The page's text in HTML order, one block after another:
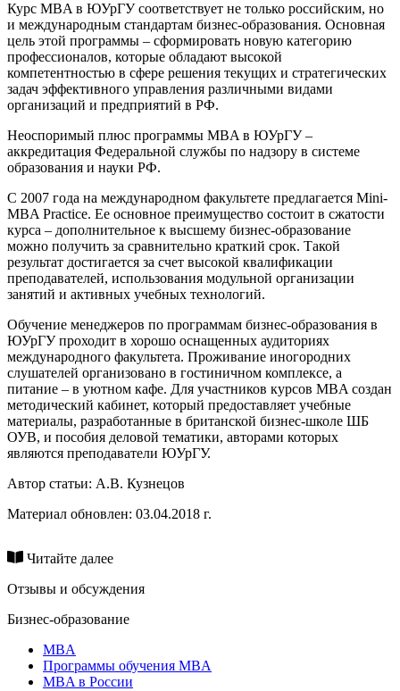
Курс MBA в ЮУрГУ соответствует не только российским, но
и международным стандартам бизнес-образования. Основная
цель этой программы – сформировать новую категорию
профессионалов, которые обладают высокой
компетентностью в сфере решения текущих и стратегических
задач эффективного управления различными видами
организаций и предприятий в РФ.
Неоспоримый плюс программы MBA в ЮУрГУ –
аккредитация Федеральной службы по надзору в системе
образования и науки РФ.
С 2007 года на международном факультете предлагается Mini-
MBA Practice. Ее основное преимущество состоит в сжатости
курса – дополнительное к высшему бизнес-образование
можно получить за сравнительно краткий срок. Такой
результат достигается за счет высокой квалификации
преподавателей, использования модульной организации
занятий и активных учебных технологий.
Обучение менеджеров по программам бизнес-образования в
ЮУрГУ проходит в хорошо оснащенных аудиториях
международного факультета. Проживание иногородних
слушателей организовано в гостиничном комплексе, а
питание – в уютном кафе. Для участников курсов MBA создан
методический кабинет, который предоставляет учебные
материалы, разработанные в британской бизнес-школе ШБ
ОУВ, и пособия деловой тематики, авторами которых
являются преподаватели ЮУрГУ.
Автор статьи: А.В. Кузнецов
Материал обновлен: 03.04.2018 г.
Читайте далее
Отзывы и обсуждения
Бизнес-образование
MBA
Программы обучения MBA
MBA в России